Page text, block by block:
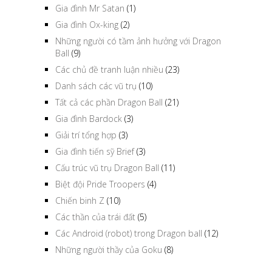
Gia đình Mr Satan (1)
Gia đình Ox-king (2)
Những người có tầm ảnh hưởng với Dragon
Ball (9)
Các chủ đề tranh luận nhiều (23)
Danh sách các vũ trụ (10)
Tất cả các phần Dragon Ball (21)
Gia đình Bardock (3)
Giải trí tổng hợp (3)
Gia đình tiến sỹ Brief(3)
Cấu trúc vũ trụ Dragon Ball (11)
Biệt đội Pride Troopers (4)
Chiến binh Z (10)
Các thần của trái đất (5)
Các Android (robot) trong Dragon ball (12)
Những người thầy của Goku (8)